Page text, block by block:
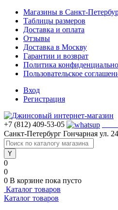
Магазины в Санкт-
Таблицы размеров
Доставка и оплата
Отзывы
Доставка в Москву
Гарантии и возврат
Политика
Пользовательское
Вход
Регистрация
+7 (812) 409-53-05
Санкт-Петербург Гончарная ул. 24
0
0
0 В корзине пока пусто
Каталог товаров
Каталог товаров